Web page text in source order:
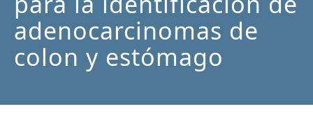
adenocarcinomas de
colon y estómago